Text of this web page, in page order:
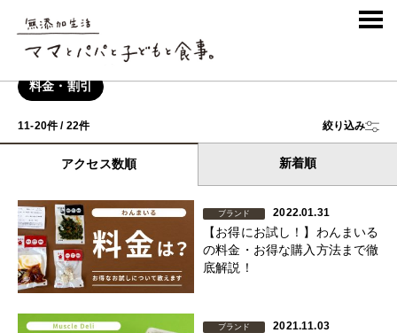
コラム
料金・割引
11-20件 / 22件 絞り込み
アクセス数順 新着順
ブランド 2022.01.31
【お得にお試し！】わんまいる
の料金・お得な購入方法まで徹
底解説！
ブランド 2021.11.03